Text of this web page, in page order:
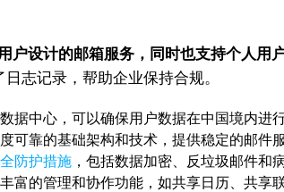
户设计的邮箱服务，同时也支持个人用
志记录，帮助企业保持合规。
据中心，可以确保用户数据在中国境内进
可靠的基础架构和技术，提供稳定的邮件
防护措施 ，包括数据加密、反垃圾邮件和
富的管理和协作功能，如共享日历、共享联